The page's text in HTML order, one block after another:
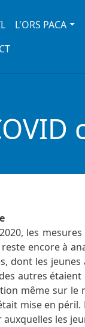
L'ORS PACA
les
encore à
dont les jeunes
autres
même sur
mise en
auxquelles les